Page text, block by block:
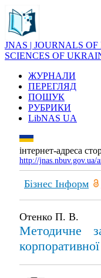
JNAS | JOURNALS
SCIENCES OF
ЖУРНАЛИ
ПЕРЕГЛЯД
ПОШУК
РУБРИКИ
LibNAS UA
інтернет-адреса
http://jnas.nbuv.gov.ua/
Бізнес Інформ
Отенко П. В.
Методичне